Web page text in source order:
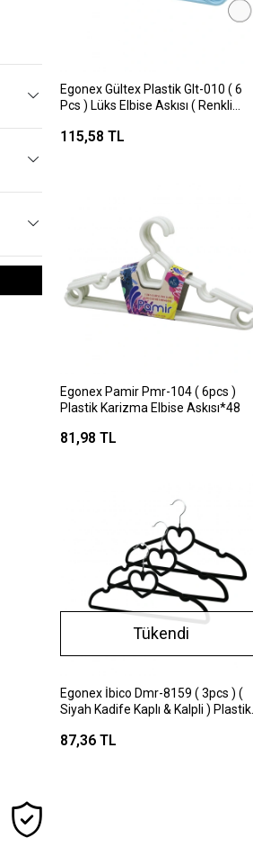
Egonex Gültex Plastik Glt-010 ( 6
Pcs ) Lüks Elbise Askısı ( Renkli
115,58 TL
Egonex Pamir Pmr-104 ( 6pcs )
Plastik Karizma Elbise Askısı*48
81,98 TL
Tükendi
Egonex İbico Dmr-8159 ( 3pcs ) (
Siyah Kadife Kaplı & Kalpli ) Plastik
87,36 TL